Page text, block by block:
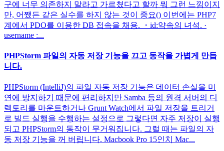
구에 너무 의존하지 말라고 가르쳤다고 할까 뭐 그런 느낌이지
만, 어쨌든 같은 실수를 하지 않는 것이 중요() 이번에는 PHP7
계에서 PDO를 이용한 DB 접속을 채용. ・id:약속의 녀석. ·
username :...
PHPStorm 파일의 자동 저장 기능을 끄고 동작을 가볍게 만듭
니다.
PHPStorm (IntelliJ)의 파일 자동 저장 기능은 데이터 손실을 미
연에 방지하기 때문에 편리하지만 Samba 등의 원격 서버의 디
렉토리를 마운트하거나 Grunt Watch에서 파일 저장을 트리거
로 빌드 실행을 수행하는 설정으로 그렇다면 자주 저장이 실행
되고 PHPStorm의 동작이 무거워집니다. 그럴 때는 파일의 자
동 저장 기능을 꺼 버립니다. Macbook Pro 15인치 Mac...